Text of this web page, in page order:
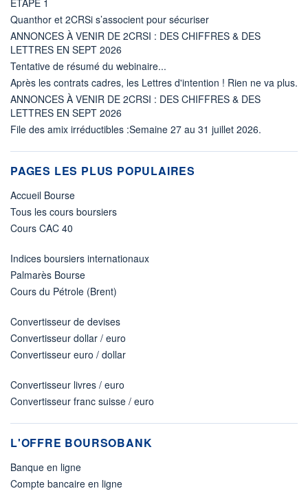
Quanthor et 2CRSi s’associent pour sécuriser
ANNONCES À VENIR DE 2CRSI : DES CHIFFRES & DES
LETTRES EN SEPT 2026
Tentative de résumé du webinaire...
Après les contrats cadres, les Lettres d'intention ! Rien ne va plus.
ANNONCES À VENIR DE 2CRSI : DES CHIFFRES & DES
LETTRES EN SEPT 2026
File des amix irréductibles :Semaine 27 au 31 juillet 2026.
PAGES LES PLUS POPULAIRES
Accueil Bourse
Tous les cours boursiers
Cours CAC 40
Indices boursiers internationaux
Palmarès Bourse
Cours du Pétrole (Brent)
Convertisseur de devises
Convertisseur dollar / euro
Convertisseur euro / dollar
Convertisseur livres / euro
Convertisseur franc suisse / euro
L'OFFRE BOURSOBANK
Banque en ligne
Compte bancaire en ligne